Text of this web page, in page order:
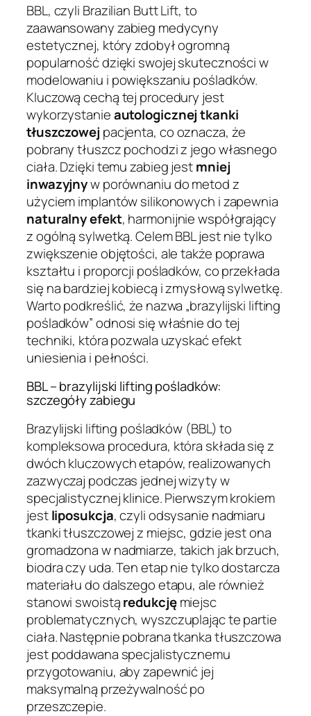
BBL, czyli Brazilian Butt Lift, to
zaawansowany zabieg medycyny
estetycznej, który zdobył ogromną
popularność dzięki swojej skuteczności w
modelowaniu i powiększaniu pośladków.
Kluczową cechą tej procedury jest
wykorzystanieautologicznej tkanki
tłuszczowej pacjenta, co oznacza, że
pobrany tłuszcz pochodzi z jego własnego
ciała. Dzięki temu zabieg jestmniej
inwazyjnyw porównaniu do metod z
użyciem implantów silikonowych i zapewnia
naturalny efekt, harmonijnie współgrający
z ogólną sylwetką. Celem BBL jest nie tylko
zwiększenie objętości, ale także poprawa
kształtu i proporcji pośladków, co przekłada
się na bardziej kobiecą i zmysłową sylwetkę.
Warto podkreślić, że nazwa „brazylijski lifting
pośladków” odnosi się właśnie do tej
techniki, która pozwala uzyskać efekt
uniesienia i pełności.
BBL – brazylijski lifting pośladków:
szczegóły zabiegu
Brazylijski lifting pośladków (BBL) to
kompleksowa procedura, która składa się z
dwóch kluczowych etapów, realizowanych
zazwyczaj podczas jednej wizyty w
specjalistycznej klinice. Pierwszym krokiem
jestliposukcja, czyli odsysanie nadmiaru
tkanki tłuszczowej z miejsc, gdzie jest ona
gromadzona w nadmiarze, takich jak brzuch,
biodra czy uda. Ten etap nie tylko dostarcza
materiału do dalszego etapu, ale również
stanowi swoistąredukcjęmiejsc
problematycznych, wyszczuplając te partie
ciała. Następnie pobrana tkanka tłuszczowa
jest poddawana specjalistycznemu
przygotowaniu, aby zapewnić jej
maksymalną przeżywalność po
przeszczepie.